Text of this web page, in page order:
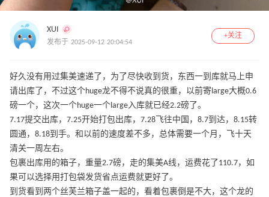
XUI
发布于 2025-09-12 20:04:54
+关注
好久没有用过集美速递了，为了尽快收到货，东西一到库就马上申
请出库了，不过这个huge龙不得不说真的很重，以前寄large大概0.6
磅一个，这次一个huge一个large入库就已经2.2磅了。
7.17提交出库，7.25开始打包出库，7.28飞往中国，8.7到达，8.15转
圆通，8.18到手。和以前的速度差不多，总体需要一个月，飞十天
清关一周左右。
包裹出库用的箱子，重量2.7磅，走的集美A线，运费花了110.7，如
果可以选择用打包袋发货省点运费就更好了。
到货看到两个丝芙兰箱子盖一起的，看着包裹倒是不大，这个龙的